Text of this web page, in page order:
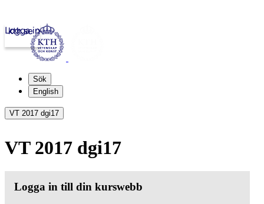
kth.se
Logga in
Sök
English
VT 2017 dgi17
VT 2017 dgi17
Logga in till din kurswebb